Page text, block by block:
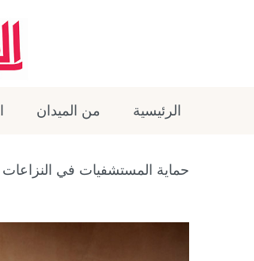
الرئيسية من الميدان
حماية المستشفيات في النزاعات